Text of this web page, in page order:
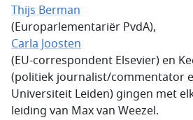
Thijs Berman
(Europarlementariër PvdA),
Carla Joosten
(EU-correspondent Elsevier) en
(politiek journalist/commentator
Universiteit Leiden) gingen met
leiding van Max van Weezel.